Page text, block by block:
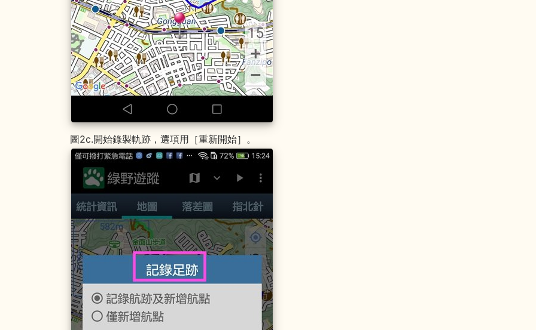
圖2c.開始錄製軌跡，選項用［重新開始］。